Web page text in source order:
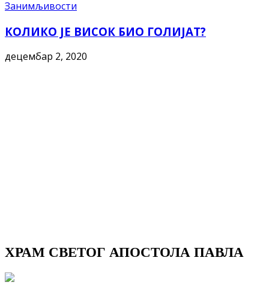
Занимљивости
КОЛИКО ЈЕ ВИСОК БИО ГОЛИЈАТ?
децембар 2, 2020
ХРАМ СВЕТОГ АПОСТОЛА ПАВЛА